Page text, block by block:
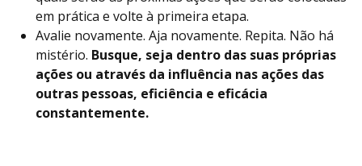
em prática e volte à primeira etapa.
Avalie novamente. Aja novamente. Repita. Não há
mistério. Busque, seja dentro das suas próprias
ações ou através da influência nas ações das
outras pessoas, eficiência e eficácia
constantemente.